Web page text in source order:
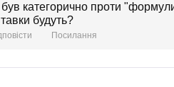
категорично проти
будуть?
Посилання